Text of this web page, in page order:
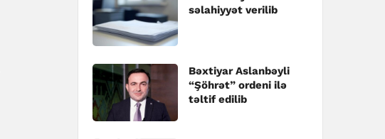
səlahiyyət verilib
Bəxtiyar Aslanbəyli
“Şöhrət” ordeni ilə
təltif edilib